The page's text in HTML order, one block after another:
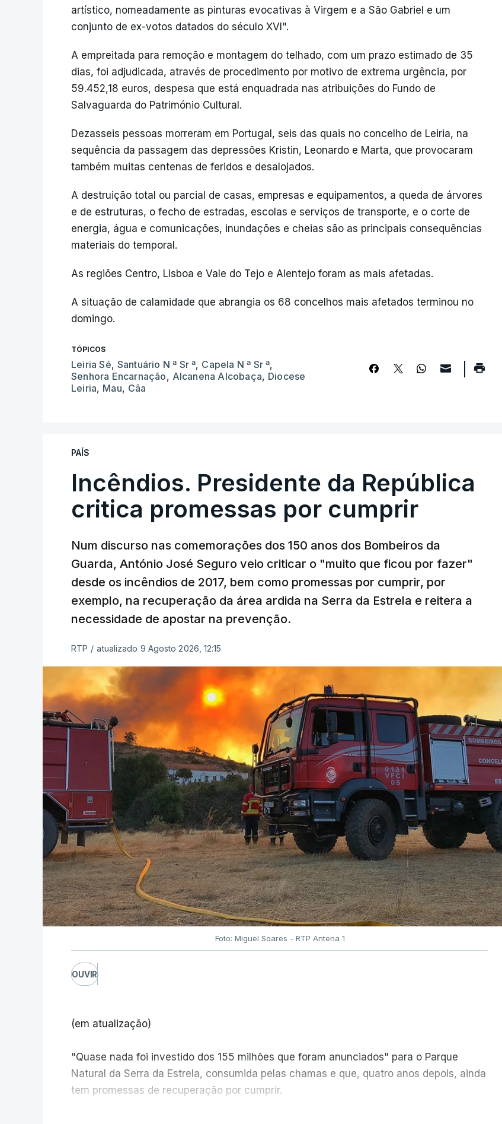
artístico, nomeadamente as pinturas evocativas à Virgem e a São Gabriel e um
conjunto de ex-votos datados do século XVI".
A empreitada para remoção e montagem do telhado, com um prazo estimado de 35
dias, foi adjudicada, através de procedimento por motivo de extrema urgência, por
59.452,18 euros, despesa que está enquadrada nas atribuições do Fundo de
Salvaguarda do Património Cultural.
Dezasseis pessoas morreram em Portugal, seis das quais no concelho de Leiria, na
sequência da passagem das depressões Kristin, Leonardo e Marta, que provocaram
também muitas centenas de feridos e desalojados.
A destruição total ou parcial de casas, empresas e equipamentos, a queda de árvores
e de estruturas, o fecho de estradas, escolas e serviços de transporte, e o corte de
energia, água e comunicações, inundações e cheias são as principais consequências
materiais do temporal.
As regiões Centro, Lisboa e Vale do Tejo e Alentejo foram as mais afetadas.
A situação de calamidade que abrangia os 68 concelhos mais afetados terminou no
domingo.
TÓPICOS
Leiria Sé, Santuário N ª Sr ª, Capela N ª Sr ª,
Senhora Encarnação, Alcanena Alcobaça, Diocese
Leiria, Mau, Câa
PAÍS
Incêndios. Presidente da República
critica promessas por cumprir
Num discurso nas comemorações dos 150 anos dos Bombeiros da
Guarda, António José Seguro veio criticar o "muito que ficou por fazer"
desde os incêndios de 2017, bem como promessas por cumprir, por
exemplo, na recuperação da área ardida na Serra da Estrela e reitera a
necessidade de apostar na prevenção.
RTP / atualizado 9 Agosto 2026, 12:15
Foto: Miguel Soares - RTP Antena 1
OUVIR
(em atualização)
"Quase nada foi investido dos 155 milhões que foram anunciados" para o Parque
Natural da Serra da Estrela, consumida pelas chamas e que, quatro anos depois, ainda
tem promessas de recuperação por cumprir.